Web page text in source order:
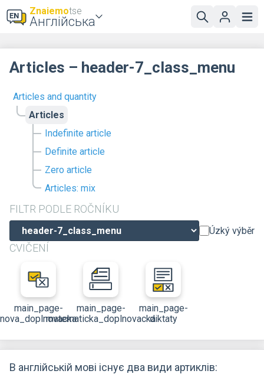
Znaiemotse
Англійська
Articles and quantity
Articles
Indefinite article
Definite article
Zero article
Articles: mix
FILTR PODLE ROČNÍKU
Úzký výběr
CVIČENÍ
main_page-
nova_doplnovacka
main_page-
matematicka_doplnovacka
main_page-
diktaty
Articles – header-7_class_menu
В англійській мові існує два види артиклів: